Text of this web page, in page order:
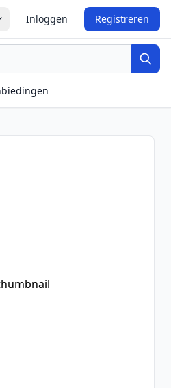
Inloggen Registreren